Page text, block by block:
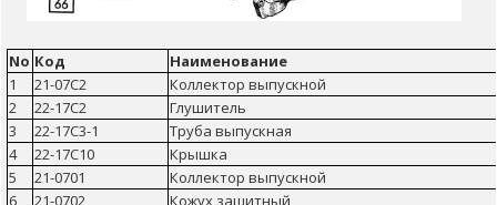
No Код
Наименование
1
21-07С2
Коллектор выпускной
2
22-17С2
Глушитель
3
22-17С3-1
Труба выпускная
4
22-17С10
Крышка
5
21-0701
Коллектор выпускной
6
21-0702
Кожух защитный